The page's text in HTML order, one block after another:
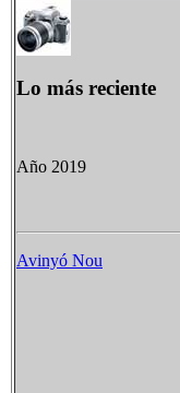
Lo más reciente
Año 2019
Avinyó Nou